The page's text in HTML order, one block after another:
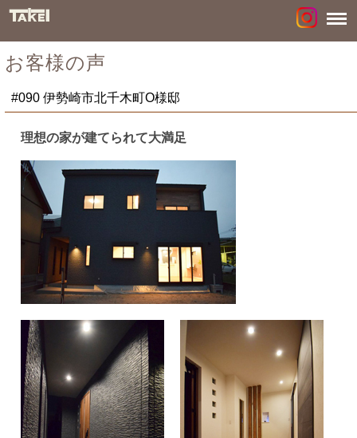
お客様の声
#090 伊勢崎市北千木町O様邸
理想の家が建てられて大満足